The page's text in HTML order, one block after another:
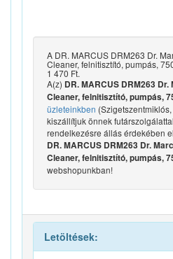
A DR. MARCUS DRM263 Dr.
Cleaner, felnitisztító, pumpás,
1 470 Ft.
A(z) DR. MARCUS DRM263
Cleaner, felnitisztító, pumpás,
üzleteinkben
kiszállítjuk önnek
rendelkezésre állás érdekében
DR. MARCUS DRM263 Dr.
Cleaner, felnitisztító, pumpás,
webshopunkban!
Letöltések: